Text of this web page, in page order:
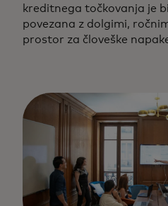
kreditnega točkovanja je
povezana z dolgimi,
prostor za človeške